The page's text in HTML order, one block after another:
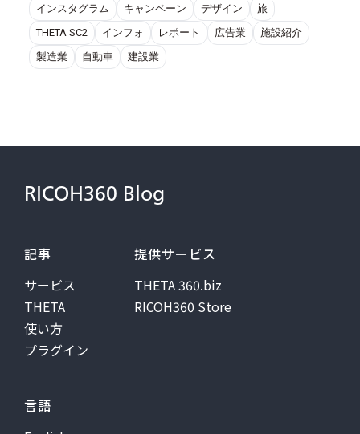
インスタグラム
キャンペーン デザイン
旅
THETA SC2
インフォ レポート 広告業
施設紹介
製造業
自動車 建設業
RICOH360 Blog
記事
サービス
THETA
使い方
プラグイン
提供サービス
THETA 360.biz
RICOH360 Store
言語